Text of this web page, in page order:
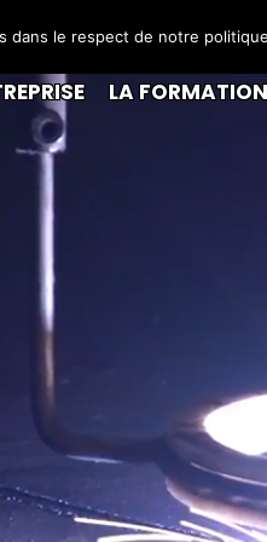
LA FORMATION
dans le respect de notre